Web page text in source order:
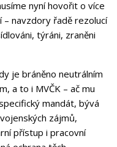
nyní hovořit o více
navzdory řadě rezolucí
týráni, zraněni
je bráněno neutrálním
a to i MVČK – ač mu
mandát, bývá
zájmů,
přístup i pracovní